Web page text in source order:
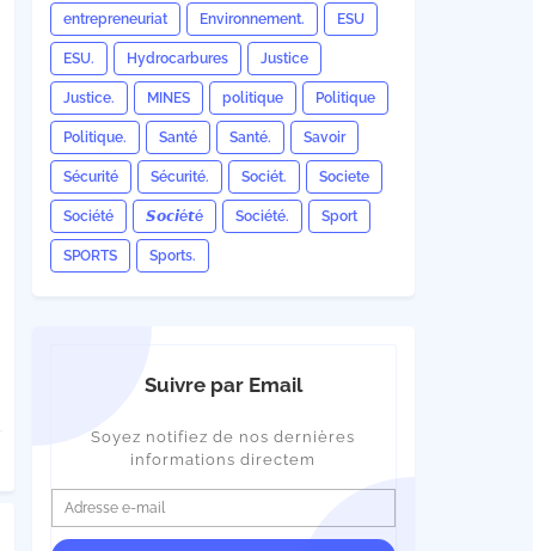
entrepreneuriat Environnement. ESU
ESU. Hydrocarbures Justice
Justice. MINES politique Politique
Politique. Santé Santé. Savoir
Sécurité Sécurité. Sociét. Societe
Société 𝙎𝙤𝙘𝙞é𝙩é Société. Sport
SPORTS Sports.
Suivre par Email
Soyez notifiez de nos dernières
informations directem